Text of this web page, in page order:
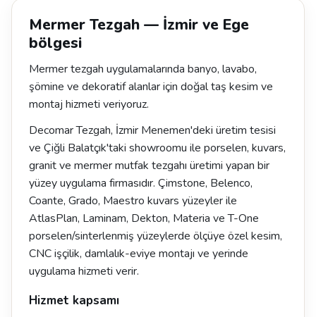
Mermer Tezgah — İzmir ve Ege
bölgesi
Mermer tezgah uygulamalarında banyo, lavabo,
şömine ve dekoratif alanlar için doğal taş kesim ve
montaj hizmeti veriyoruz.
Decomar Tezgah, İzmir Menemen'deki üretim tesisi
ve Çiğli Balatçık'taki showroomu ile porselen, kuvars,
granit ve mermer mutfak tezgahı üretimi yapan bir
yüzey uygulama firmasıdır. Çimstone, Belenco,
Coante, Grado, Maestro kuvars yüzeyler ile
AtlasPlan, Laminam, Dekton, Materia ve T-One
porselen/sinterlenmiş yüzeylerde ölçüye özel kesim,
CNC işçilik, damlalık-eviye montajı ve yerinde
uygulama hizmeti verir.
Hizmet kapsamı